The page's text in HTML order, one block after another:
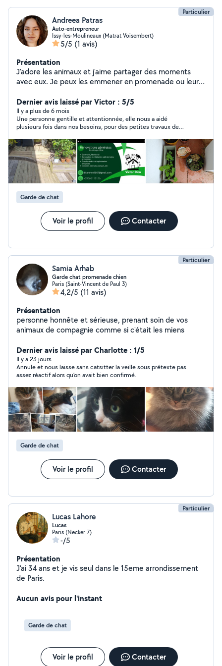
qualité. Véhiculée je peux me déplacer rapidement.
N'hésitez pas à me contacter, je serai ravie d'échanger
avec vous sur vos besoins.
Particulier
Andreea Patras
Auto-entrepreneur
Issy-les-Moulineaux (Matrat Voisembert)
5/5 (1 avis)
Présentation
J'adore les animaux et j'aime partager des moments
avec eux. Je peux les emmener en promenade ou leur
appartement). Je pourrais également vous aider à
arroser vos plantes d'intérieur si vous partez en
vacances, ou encore faire quelques courses pour vous.
Dernier avis laissé par Victor : 5/5
Il y a plus de 6 mois
Une personne gentille et attentionnée, elle nous a aidé
plusieurs fois dans nos besoins, pour des petites travaux de
l'école. En plus elle a un petit charmant accent de Roumanie :)
et s'exprime mieux en anglais.
Garde de chat
Voir le profil Contacter
Particulier
Samia Arhab
Garde chat promenade chien
Paris (Saint-Vincent de Paul 3)
4,2/5 (11 avis)
Présentation
personne honnête et sérieuse, prenant soin de vos
animaux de compagnie comme si c'était les miens
Dernier avis laissé par Charlotte : 1/5
Il y a 23 jours
Annule et nous laisse sans catsitter la veille sous prétexte pas
assez réactif alors qu’on avait bien confirmé.
Garde de chat
Voir le profil Contacter
Particulier
Lucas Lahore
Lucas
Paris (Necker 7)
-/5
Présentation
J'ai 34 ans et je vis seul dans le 15eme arrondissement
de Paris.
Aucun avis pour l'instant
Garde de chat
Voir le profil Contacter